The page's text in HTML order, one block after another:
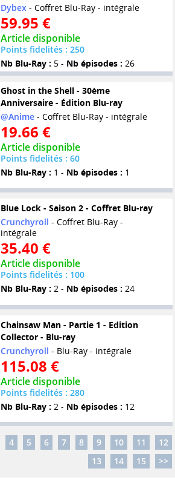
Dybex - Coffret Blu-Ray - intégrale
59.95 €
Article disponible
Points fidelités : 250
Nb Blu-Ray : 5 - Nb épisodes : 26
Ghost in the Shell - 30ème
Anniversaire - Édition Blu-ray
@Anime- Coffret Blu-Ray - intégrale
19.66 €
Article disponible
Points fidelités : 60
Nb Blu-Ray : 1 - Nb épisodes : 1
Blue Lock - Saison 2 - Coffret Blu-ray
Crunchyroll - Coffret Blu-Ray -
intégrale
35.40 €
Article disponible
Points fidelités : 100
Nb Blu-Ray : 2 - Nb épisodes : 24
Chainsaw Man - Partie 1 - Edition
Collector - Blu-ray
Crunchyroll - Blu-Ray - intégrale
115.08 €
Article disponible
Points fidelités : 280
Nb Blu-Ray : 2 - Nb épisodes : 12
4 5 6 7 8 9 10 11
12
13
14 15 >>